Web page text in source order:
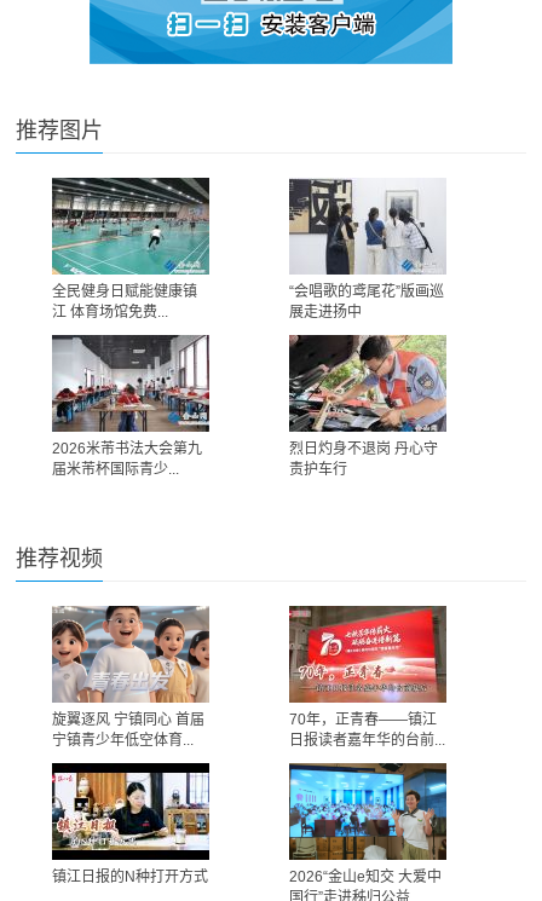
推荐图片
全民健身日赋能健康镇
江 体育场馆免费...
“会唱歌的鸢尾花”版画巡
展走进扬中
2026米芾书法大会第九
届米芾杯国际青少...
烈日灼身不退岗 丹心守
责护车行
推荐视频
旋翼逐风 宁镇同心 首届
宁镇青少年低空体育...
70年，正青春——镇江
日报读者嘉年华的台前...
镇江日报的N种打开方式
2026“金山e知交 大爱中
国行”走进秭归公益...